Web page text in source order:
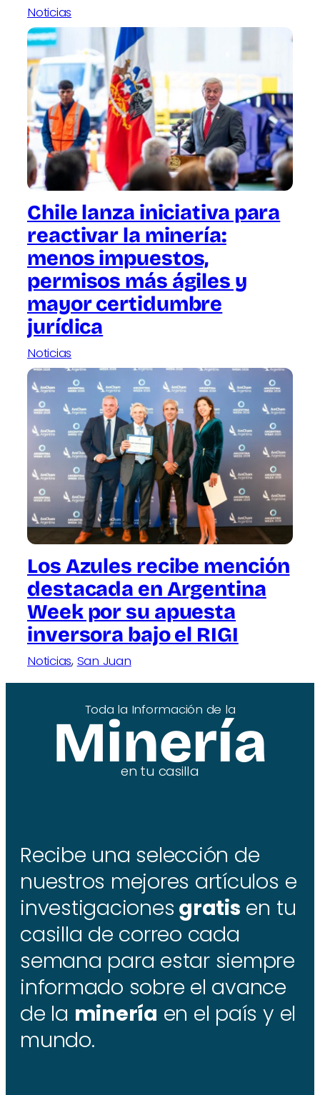
Noticias
Chile lanza iniciativa para
reactivar la minería:
menos impuestos,
permisos más ágiles y
mayor certidumbre
jurídica
Noticias
Los Azules recibe mención
destacada en Argentina
Week por su apuesta
inversora bajo el RIGI
Noticias, San Juan
Toda la Información de la
Minería
en tu casilla
Recibe una selección de
nuestros mejores artículos e
investigaciones gratis en tu
casilla de correo cada
semana para estar siempre
informado sobre el avance
de la minería en el país y el
mundo.